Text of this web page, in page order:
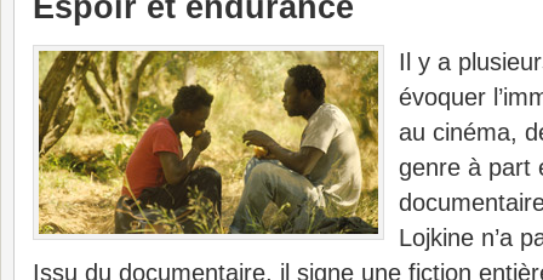
Il y a
évoquer
au cinéma,
genre à part
Lojkine n’a
Issu du documentaire, il signe une fiction